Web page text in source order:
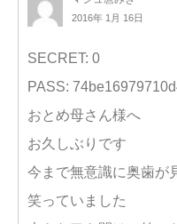
2016年 1月 16日
SECRET: 0
PASS:
おとめ母さん様へ
お久しぶりです
今まで無意識に奥歯が
笑っていました